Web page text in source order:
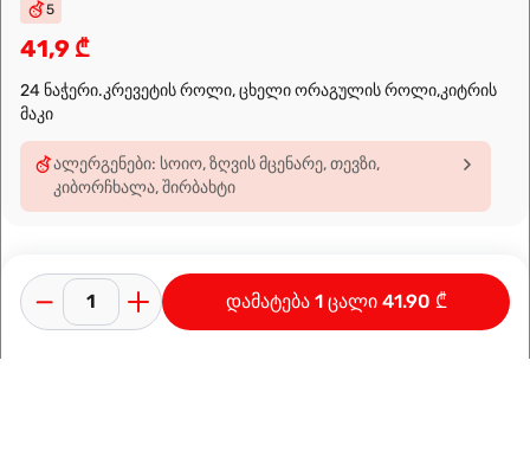
5
41,9 ₾
24 ნაჭერი.კრევეტის როლი, ცხელი ორაგულის როლი,კიტრის
მაკი
ალერგენები: სოიო, ზღვის მცენარე, თევზი,
კიბორჩხალა, შირბახტი
დამატება 1 ცალი 41.90 ₾